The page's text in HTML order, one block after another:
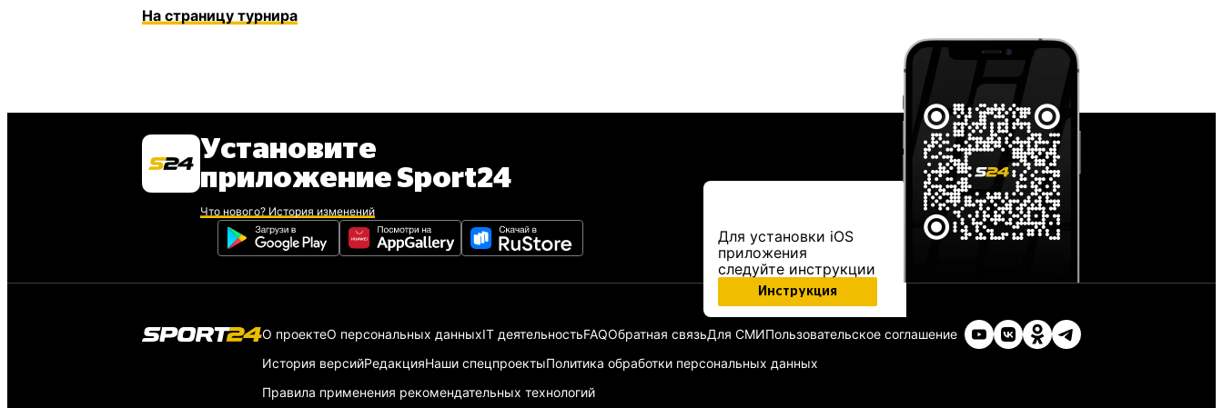
На страницу турнира
Установите
приложение Sport24
Что нового? История изменений
Для установки iOS
приложения
следуйте инструкции
Инструкция
О проектеО персональных данныхIT деятельностьFAQОбратная связьДля СМИПользовательское соглашение
История версийРедакцияНаши спецпроектыПолитика обработки персональных данных
Правила применения рекомендательных технологий